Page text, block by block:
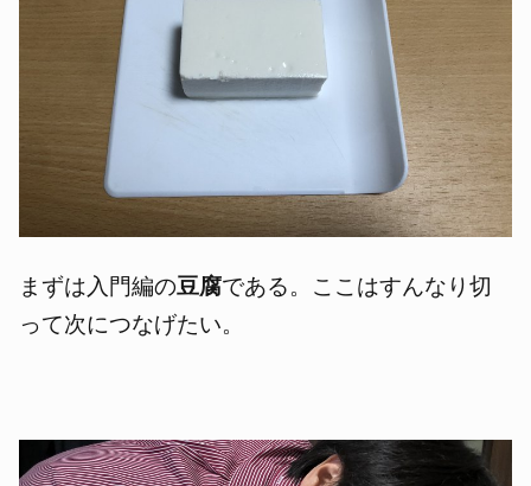
まずは入門編の豆腐である。ここはすんなり切
って次につなげたい。